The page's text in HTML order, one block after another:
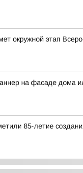
окружной этап
на фасаде дома
85-летие